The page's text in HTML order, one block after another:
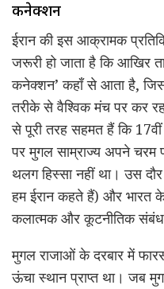
कनेक्शन
ईरान की इस आक्रामक
जरूरी हो जाता है कि आखिर
कनेक्शन’ कहाँ से आता है,
तरीके से वैश्विक मंच पर कर
से पूरी तरह सहमत हैं कि 17वीं
पर मुगल साम्राज्य अपने चरम
थलग हिस्सा नहीं था। उस
हम ईरान कहते हैं) और भारत के
कलात्मक और कूटनीतिक
मुगल राजाओं के दरबार में
ऊंचा स्थान प्राप्त था। जब